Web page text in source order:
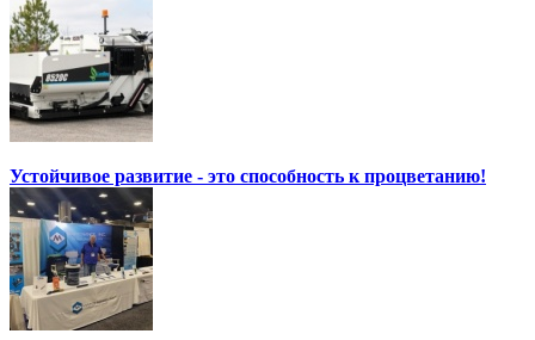
Устойчивое развитие - это способность к процветанию!